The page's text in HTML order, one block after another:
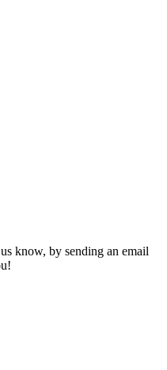
know, by sending an email